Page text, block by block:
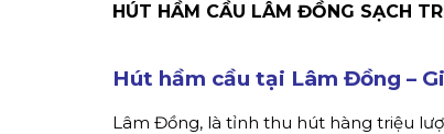
HÚT HẦM CẦU LÂM ĐỒNG SẠCH
Hút hầm cầu tại Lâm Đồng –
Lâm Đồng, là tỉnh thu hút hàng triệu